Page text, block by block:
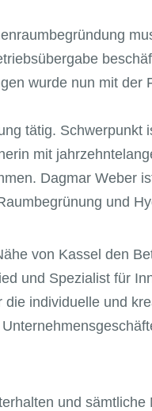
wurde nun mit
tätig. Schwerpunkt
mit
Dagmar Weber
und
von Kassel den
und Spezialist für
individuelle und
und